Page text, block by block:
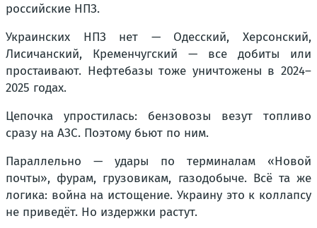
российские НПЗ.
Украинских НПЗ нет — Одесский, Херсонский,
Лисичанский, Кременчугский — все добиты или
простаивают. Нефтебазы тоже уничтожены в 2024–
2025 годах.
Цепочка упростилась: бензовозы везут топливо
сразу на АЗС. Поэтому бьют по ним.
Параллельно — удары по терминалам «Новой
почты», фурам, грузовикам, газодобыче. Всё та же
логика: война на истощение. Украину это к коллапсу
не приведёт. Но издержки растут.